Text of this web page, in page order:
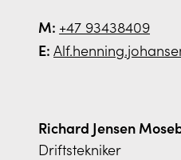
M: +47 93438409
E:
Richard Jensen
Driftstekniker